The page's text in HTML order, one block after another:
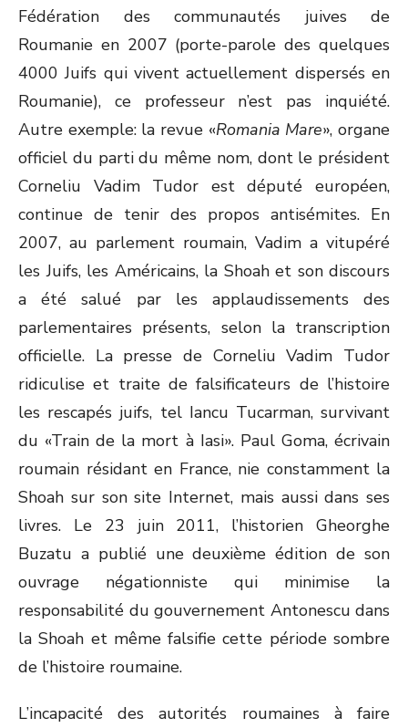
Fédération des communautés juives de
Roumanie en 2007 (porte-parole des quelques
4000 Juifs qui vivent actuellement dispersés en
Roumanie), ce professeur n’est pas inquiété.
Autre exemple: la revue «Romania Mare», organe
officiel du parti du même nom, dont le président
Corneliu Vadim Tudor est député européen,
continue de tenir des propos antisémites. En
2007, au parlement roumain, Vadim a vitupéré
les Juifs, les Américains, la Shoah et son discours
a été salué par les applaudissements des
parlementaires présents, selon la transcription
officielle. La presse de Corneliu Vadim Tudor
ridiculise et traite de falsificateurs de l’histoire
les rescapés juifs, tel Iancu Tucarman, survivant
du «Train de la mort à Iasi». Paul Goma, écrivain
roumain résidant en France, nie constamment la
Shoah sur son site Internet, mais aussi dans ses
livres. Le 23 juin 2011, l’historien Gheorghe
Buzatu a publié une deuxième édition de son
ouvrage négationniste qui minimise la
responsabilité du gouvernement Antonescu dans
la Shoah et même falsifie cette période sombre
de l’histoire roumaine.
L’incapacité des autorités roumaines à faire